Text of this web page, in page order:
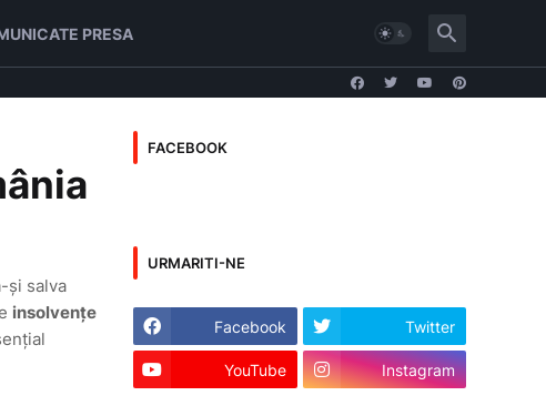
PRESA
și salva
insolvențe
FACEBOOK
URMARITI-NE
Facebook Twitter
YouTube Instagram